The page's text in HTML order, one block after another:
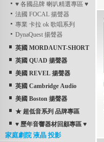
♥ 各國品牌 喇叭精選專區 ♥
法國 FOCAL 揚聲器
專業 卡拉 ok 歌唱系列
DynaQuest 揚聲器
英國 MORDAUNT-SHORT
英國 QUAD 揚聲器
美國 REVEL 揚聲器
英國 Cambridge Audio
美國 Boston 揚聲器
★ 超低音系列 品牌專區
♥ 歷年音響器材回顧專區 ♥
家庭劇院 液晶 投影